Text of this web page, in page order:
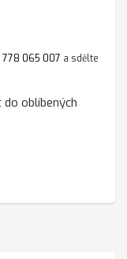
778 065 007 a sdělte
do oblíbených